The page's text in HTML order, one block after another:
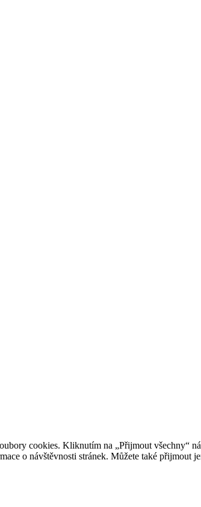
cookies. Kliknutím na „Přijmout všechny“
o návštěvnosti stránek. Můžete také přijmout